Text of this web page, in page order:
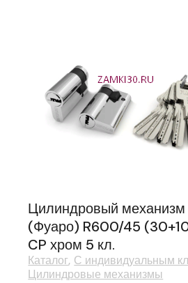
Цилиндровый механизм
(Фуаро) R600/45
CP хром 5 кл.
Каталог С индивидуальным
Цилиндровые механизмы